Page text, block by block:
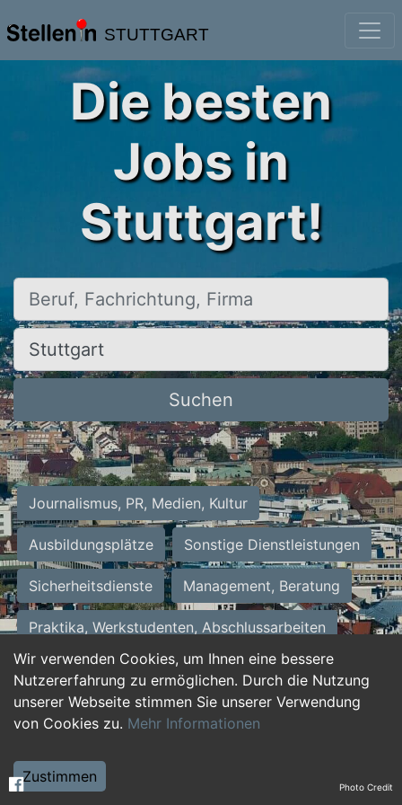
STUTTGART
Wir verwenden Cookies, um Ihnen eine bessere
Nutzererfahrung zu ermöglichen. Durch die Nutzung
unserer Webseite stimmen Sie unserer Verwendung
von Cookies zu. Mehr Informationen
Zustimmen
Die besten
Jobs in
Stuttgart!
Beruf, Fachrichtung, Firma
Ort, Stadt
Suchen
Journalismus, PR, Medien, Kultur
Ausbildungsplätze Sonstige Dienstleistungen
Sicherheitsdienste Management, Beratung
Praktika, Werkstudenten, Abschlussarbeiten
Personalwesen Assistenz, Sekretariat
Hilfskräfte, Aushilfs- und Nebenjobs
Weiterbildung, Studium, duale Ausbildung Photo Credit